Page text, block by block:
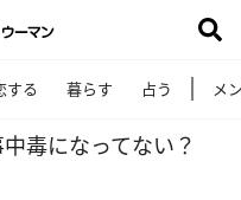
する 暮らす 占う メ
毒になってない？